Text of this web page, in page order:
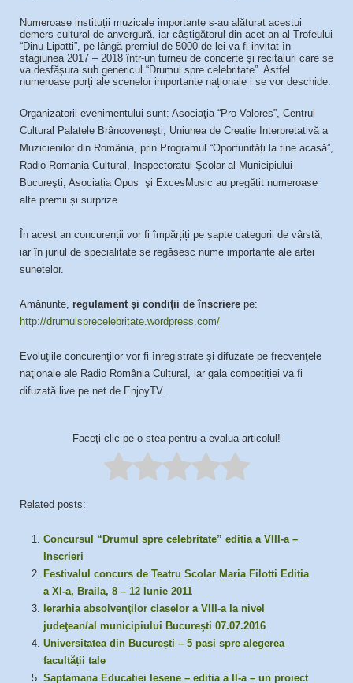
Numeroase instituții muzicale importante s-au alăturat acestui
demers cultural de anvergură, iar câștigătorul din acet an al Trofeului
“Dinu Lipatti”, pe lângă premiul de 5000 de lei va fi invitat în
stagiunea 2017 – 2018 într-un turneu de concerte și recitaluri care se
va desfășura sub genericul “Drumul spre celebritate”. Astfel
numeroase porți ale scenelor importante naționale i se vor deschide.
Organizatorii evenimentului sunt: Asociaţia “Pro Valores”, Centrul
Cultural Palatele Brâncoveneşti, Uniunea de Creație Interpretativă a
Muzicienilor din România, prin Programul “Oportunități la tine acasă”,
Radio Romania Cultural, Inspectoratul Şcolar al Municipiului
Bucureşti, Asociația Opus şi ExcesMusic au pregătit numeroase
alte premii și surprize.
În acest an concurenții vor fi împărțiți pe șapte categorii de vârstă,
iar în juriul de specialitate se regăsesc nume importante ale artei
sunetelor.
Amănunte, regulament și condiții de înscriere pe:
http://drumulsprecelebritate.wordpress.com/
Evoluţiile concurenţilor vor fi înregistrate şi difuzate pe frecvenţele
naţionale ale Radio România Cultural, iar gala competiției va fi
difuzată live pe net de EnjoyTV.
Faceți clic pe o stea pentru a evalua articolul!
Related posts:
Concursul “Drumul spre celebritate” editia a VIII-a –
Inscrieri
Festivalul concurs de Teatru Scolar Maria Filotti Editia
a XI-a, Braila, 8 – 12 Iunie 2011
Ierarhia absolvenţilor claselor a VIII-a la nivel
judeţean/al municipiului Bucureşti 07.07.2016
Universitatea din București – 5 pași spre alegerea
facultății tale
Saptamana Educatiei Iesene – editia a II-a – un proiect